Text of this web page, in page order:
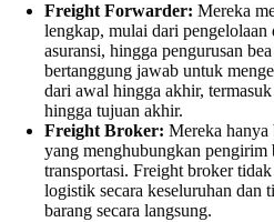
Freight Forwarder: Mereka
lengkap, mulai dari pengelolaan
asuransi, hingga pengurusan
bertanggung jawab untuk
dari awal hingga akhir,
hingga tujuan akhir.
Freight Broker: Mereka hanya
yang menghubungkan pengirim
transportasi. Freight broker
logistik secara keseluruhan dan
barang secara langsung.